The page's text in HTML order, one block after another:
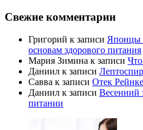
Свежие комментарии
Григорий к записи Японцы
основам здорового питания
Мария Зимина к записи
Даниил к записи
Савва к записи Отек
Даниил к записи Весенний
питании